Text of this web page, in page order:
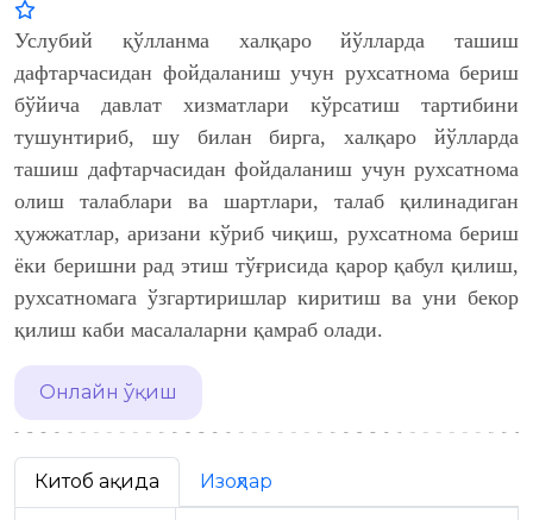
Услубий қўлланма халқаро йўлларда ташиш
дафтарчасидан фойдаланиш учун рухсатнома бериш
бўйича давлат хизматлари кўрсатиш тартибини
тушунтириб, шу билан бирга, халқаро йўлларда
ташиш дафтарчасидан фойдаланиш учун рухсатнома
олиш талаблари ва шартлари, талаб қилинадиган
ҳужжатлар, аризани кўриб чиқиш, рухсатнома бериш
ёки беришни рад этиш тўғрисида қарор қабул қилиш,
рухсатномага ўзгартиришлар киритиш ва уни бекор
қилиш каби масалаларни қамраб олади.
Онлайн ўқиш
Китоб ҳақида Изоҳлар